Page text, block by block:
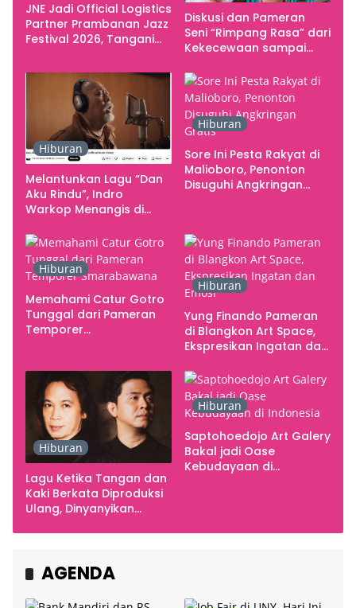
JNE Jadi Official Logistics
Partner Prambanan Jazz
Festival 2026, Tangani
Kebutuhan Konser
Diskusi dan Pameran
Seni “Rimpang Rasa” dari
Kekecewaan sampai
Yogyakarta sebagai
Pusat Pergerakan Seni
Rupa Indonesia
Hiburan
Melantunkan Lagu “Dan
Aku Rindu”, Indro
Warkop Menangis di
Hiburan
Sore Ini Pesta Rakyat di
Malioboro, Penonton
Disuguhi Angkringan
Hiburan
Memahami Catur Gotro
Tunggal dari Pameran
Temporer
Hiburan
Yung Finando Pameran
di Blangkon Art Space,
Ekspresikan Ingatan dan
Hiburan
Lagu Ketika Tangan dan
Kaki Berkata Diproduksi
Ulang, Dinyanyikan
Hiburan
Saptohoedojo Art Galery
Bakal jadi Oase
Kebudayaan di
AGENDA